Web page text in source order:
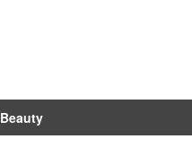
Beauty